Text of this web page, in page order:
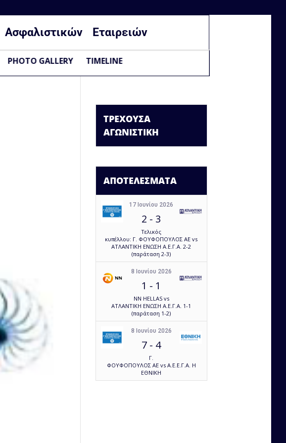
Ασφαλιστικών Εταιρειών
PHOTO GALLERY TIMELINE
ΤΡΕΧΟΥΣΑ
ΑΓΩΝΙΣΤΙΚΗ
ΑΠΟΤΕΛΕΣΜΑΤΑ
17 Ιουνίου 2026
2 - 3
Τελικός
κυπέλλου: Γ. ΦΟΥΦΟΠΟΥΛΟΣ ΑΕ vs
ΑΤΛΑΝΤΙΚΗ ΕΝΩΣΗ Α.Ε.Γ.Α. 2-2
(παράταση 2-3)
8 Ιουνίου 2026
1 - 1
NN HELLAS vs
ΑΤΛΑΝΤΙΚΗ ΕΝΩΣΗ Α.Ε.Γ.Α. 1-1
(παράταση 1-2)
8 Ιουνίου 2026
7 - 4
Γ.
ΦΟΥΦΟΠΟΥΛΟΣ ΑΕ vs Α.Ε.Ε.Γ.Α. Η
ΕΘΝΙΚΗ